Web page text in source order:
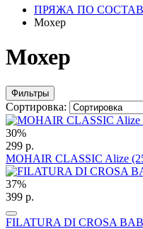
ПРЯЖА ПО
Мохер
Мохер
Фильтры
Сортировка:
30%
299 р.
MOHAIR CLASSIC Alize
37%
399 р.
FILATURA DI CROSA